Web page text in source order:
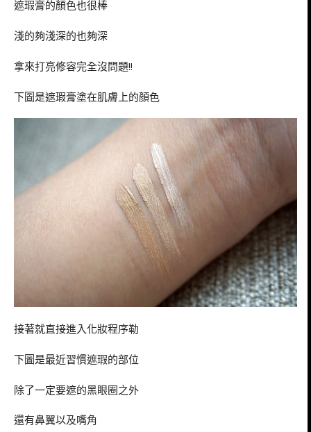
遮瑕膏的顏色也很棒
淺的夠淺深的也夠深
拿來打亮修容完全沒問題!!
下圖是遮瑕膏塗在肌膚上的顏色
接著就直接進入化妝程序勒
下圖是最近習慣遮瑕的部位
除了一定要遮的黑眼圈之外
還有鼻翼以及嘴角